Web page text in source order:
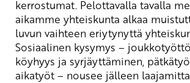
kerrostumat. Pelottavalla tavalla
aikamme yhteiskunta alkaa
luvun vaihteen eriytynyttä
Sosiaalinen kysymys –
köyhyys ja syrjäyttäminen,
aikatyöt – nousee jälleen